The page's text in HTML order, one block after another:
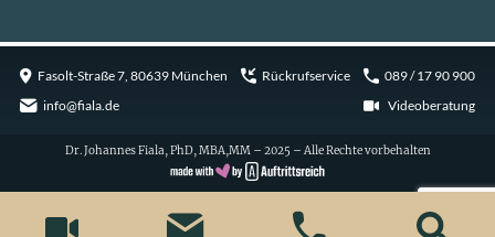
Fasolt-Straße 7, 80639 München Rückrufservice
089 / 17 90 900
info@fiala.de
Videoberatung
Dr. Johannes Fiala, PhD, MBA,MM – 2025 – Alle Rechte vorbehalten